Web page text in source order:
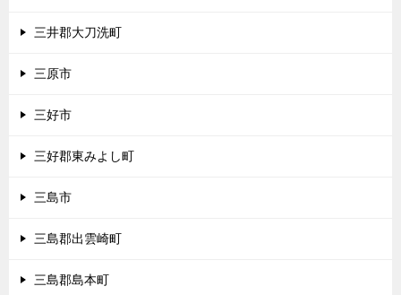
三井郡大刀洗町
三原市
三好市
三好郡東みよし町
三島市
三島郡出雲崎町
三島郡島本町